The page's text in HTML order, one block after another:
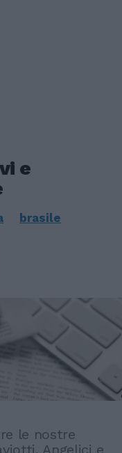
e
brasile
le nostre